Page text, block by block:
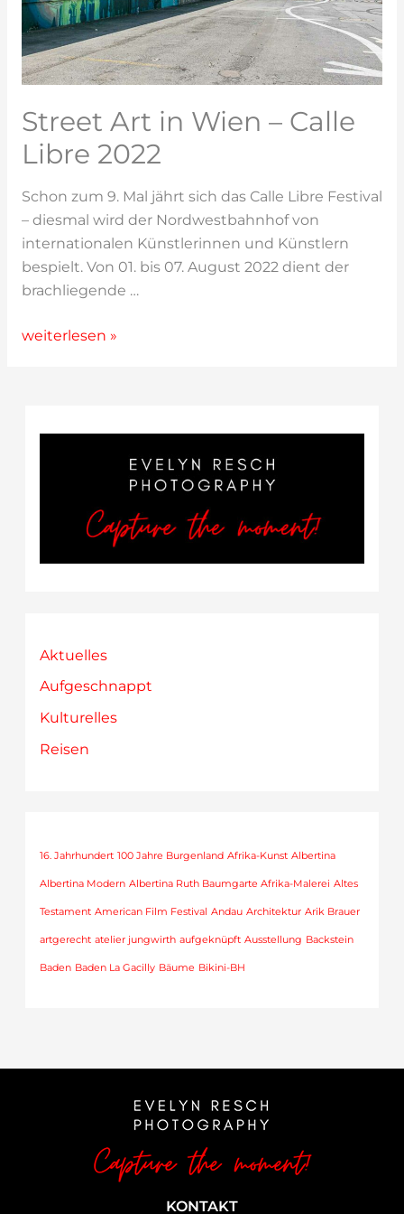
Street Art in Wien – Calle
Libre 2022
Schon zum 9. Mal jährt sich das Calle Libre Festival
– diesmal wird der Nordwestbahnhof von
internationalen Künstlerinnen und Künstlern
bespielt. Von 01. bis 07. August 2022 dient der
brachliegende …
Street
weiterlesen »
Aktuelles
Aufgeschnappt
Kulturelles
Reisen
16. Jahrhundert 100 Jahre Burgenland Afrika-Kunst Albertina
Albertina Modern Albertina Ruth Baumgarte Afrika-Malerei Altes
Testament American Film Festival Andau Architektur Arik Brauer
artgerecht atelier jungwirth aufgeknüpft Ausstellung Backstein
Baden Baden La Gacilly Bäume Bikini-BH
KONTAKT